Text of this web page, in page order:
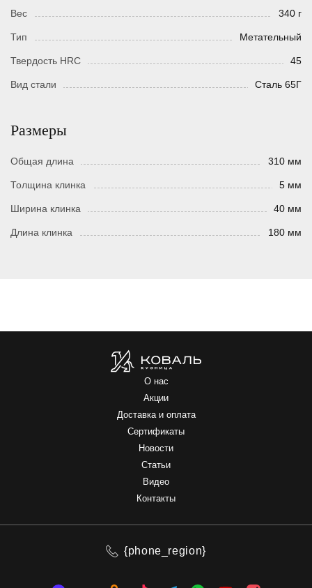
Вес 340 г
Тип Метательный
Твердость HRC 45
Вид стали Сталь 65Г
Размеры
Общая длина 310 мм
Толщина клинка 5 мм
Ширина клинка 40 мм
Длина клинка 180 мм
О нас
Акции
Доставка и оплата
Сертификаты
Новости
Статьи
Видео
Контакты
{phone_region}